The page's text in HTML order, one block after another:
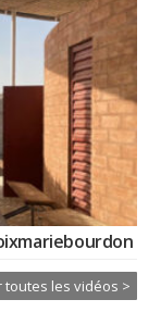
toutes les vidéos >